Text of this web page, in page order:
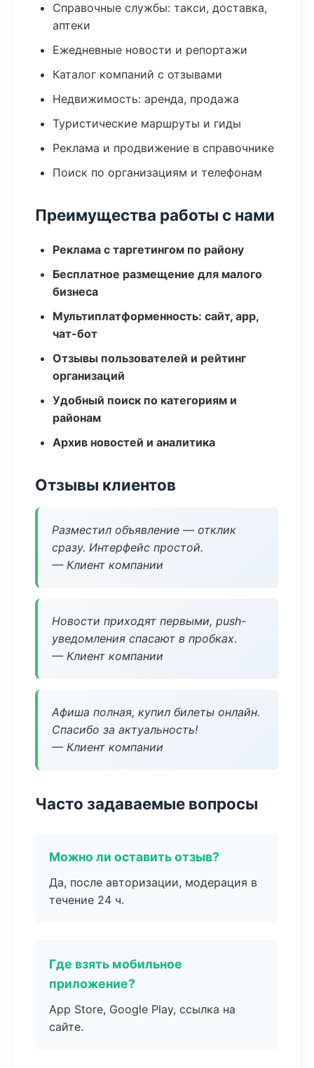
Справочные службы: такси, доставка,
аптеки
Ежедневные новости и репортажи
Каталог компаний с отзывами
Недвижимость: аренда, продажа
Туристические маршруты и гиды
Реклама и продвижение в справочнике
Поиск по организациям и телефонам
Преимущества работы с нами
Реклама с таргетингом по району
Бесплатное размещение для малого
бизнеса
Мультиплатформенность: сайт, app,
чат-бот
Отзывы пользователей и рейтинг
организаций
Удобный поиск по категориям и
районам
Архив новостей и аналитика
Отзывы клиентов
Разместил объявление — отклик
сразу. Интерфейс простой.
— Клиент компании
Новости приходят первыми, push-
уведомления спасают в пробках.
— Клиент компании
Афиша полная, купил билеты онлайн.
Спасибо за актуальность!
— Клиент компании
Часто задаваемые вопросы
Можно ли оставить отзыв?
Да, после авторизации, модерация в
течение 24 ч.
Где взять мобильное
приложение?
App Store, Google Play, ссылка на
сайте.